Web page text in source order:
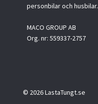
personbilar och husbilar.
MACO GROUP AB
Org. nr: 559337-2757
© 2026 LastaTungt.se